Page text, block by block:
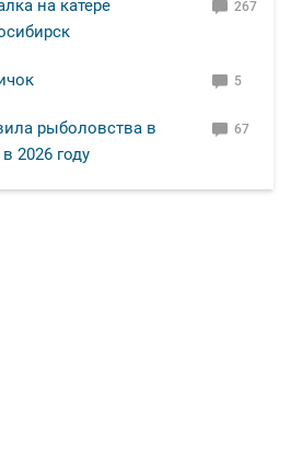
и окуня на
на катере
267
5
рыболовства в
2026 году
67